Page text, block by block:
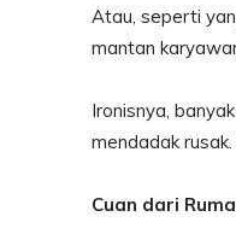
Atau, seperti
mantan
Ironisnya,
mendadak
Cuan dari